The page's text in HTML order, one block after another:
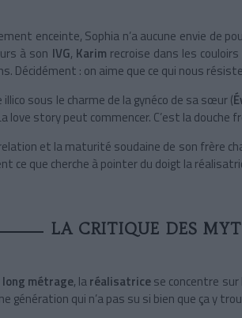
enceinte, Sophia n’a aucune envie de
à son IVG, Karim recroise dans les
Décidément : on aime que ce qui nous
sous le charme de la gynéco de sa sœur (
love story peut commencer. C’est la douche
et la maturité soudaine de son frère
ce que cherche à pointer du doigt la
LA CRITIQUE DES
long métrage, laréalisatricese concentre
génération qui n’a pas su si bien que ça y